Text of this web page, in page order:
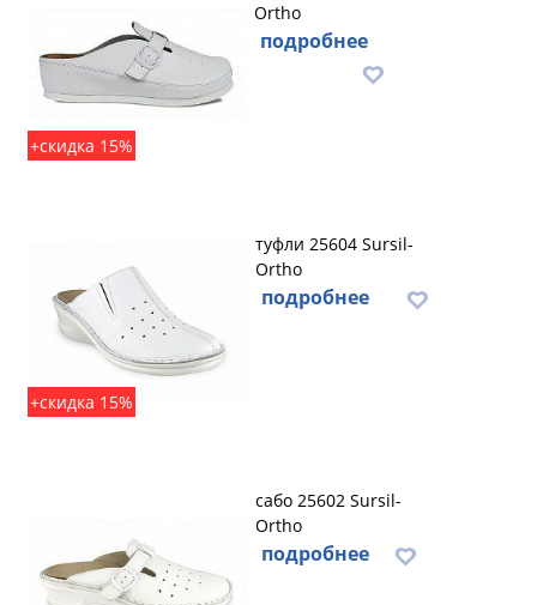
+скидка 15%
Ortho
подробнее
+скидка 15%
туфли 25604 Sursil-
Ortho
подробнее
сабо 25602 Sursil-
Ortho
подробнее